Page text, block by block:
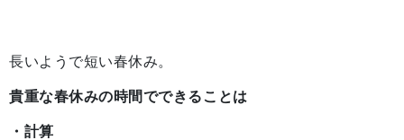
長いようで短い春休み。
貴重な春休みの時間でできることは
・計算